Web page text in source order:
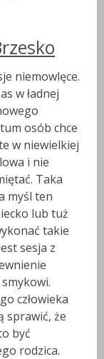
niemowlęce.
w ładnej
osób chce
w niewielkiej
i nie
Taka
myśl ten
lub tuż
takie
sesja z
człowieka
sprawić, że
być
rodzica.